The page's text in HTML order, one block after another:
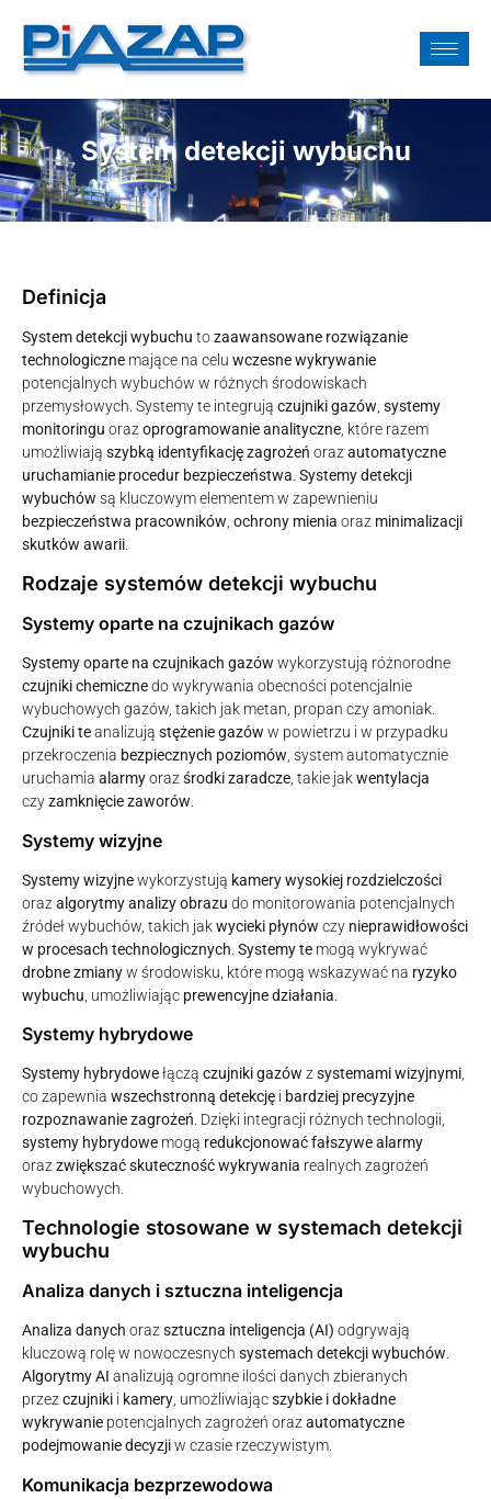
System detekcji wybuchu
Definicja
System detekcji wybuchu tozaawansowane rozwiązanie
technologiczne mające na celu wczesne wykrywanie
potencjalnych wybuchów w różnych środowiskach
przemysłowych. Systemy te integrują czujniki gazów systemy
monitoringu oraz oprogramowanie analityczne , które razem
umożliwiają szybką identyfikację zagrożeń oraz automatyczne
uruchamianie procedur bezpieczeństwa Systemy detekcji
wybuchów są kluczowym elementem w zapewnieniu
bezpieczeństwa pracowników ochrony mienia oraz minimalizacji
skutków awarii
Rodzaje systemów detekcji wybuchu
Systemy oparte na czujnikach gazów
Systemy oparte na czujnikach gazów wykorzystują różnorodne
czujniki chemicznedo wykrywania obecności potencjalnie
wybuchowych gazów, takich jak metan, propan czy amoniak.
Czujniki teanalizują stężenie gazów w powietrzu i w przypadku
przekroczenia bezpiecznych poziomów, system automatycznie
uruchamia alarmyorazśrodki zaradcze, takie jakwentylacja
czyzamknięcie zaworów.
Systemy wizyjne
Systemy wizyjnewykorzystują kamery wysokiej rozdzielczości
oraz algorytmy analizy obrazu do monitorowania potencjalnych
źródeł wybuchów, takich jakwycieki płynów czy nieprawidłowości
w procesach technologicznych Systemy te mogą wykrywać
drobne zmianyw środowisku, które mogą wskazywać na ryzyko
wybuchu , umożliwiając prewencyjne działania
Systemy hybrydowe
Systemy hybrydowełączą czujniki gazów z systemami wizyjnymi
co zapewnia wszechstronną detekcję i bardziej precyzyjne
rozpoznawanie zagrożeń . Dzięki integracji różnych technologii,
systemy hybrydowe mogą redukcjonować fałszywe alarmy
oraz zwiększać skuteczność wykrywania realnych zagrożeń
wybuchowych.
Technologie stosowane w systemach detekcji
wybuchu
Analiza danych i sztuczna inteligencja
Analiza danych orazsztuczna inteligencja (AI) odgrywają
kluczową rolę w nowoczesnych systemach detekcji wybuchów.
Algorytmy AI analizują ogromne ilości danych zbieranych
przezczujniki i kamery, umożliwiającszybkie i dokładne
wykrywanie potencjalnych zagrożeń orazautomatyczne
podejmowanie decyzjiw czasie rzeczywistym.
Komunikacja bezprzewodowa